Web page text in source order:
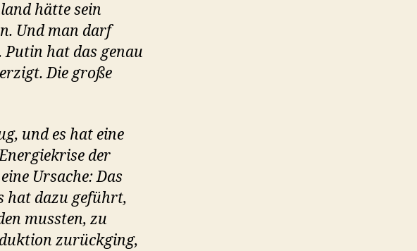
hätte sein
Und man darf
hat das genau
Die große
und es hat eine
der
Ursache: Das
hat dazu geführt,
mussten, zu
zurückging,